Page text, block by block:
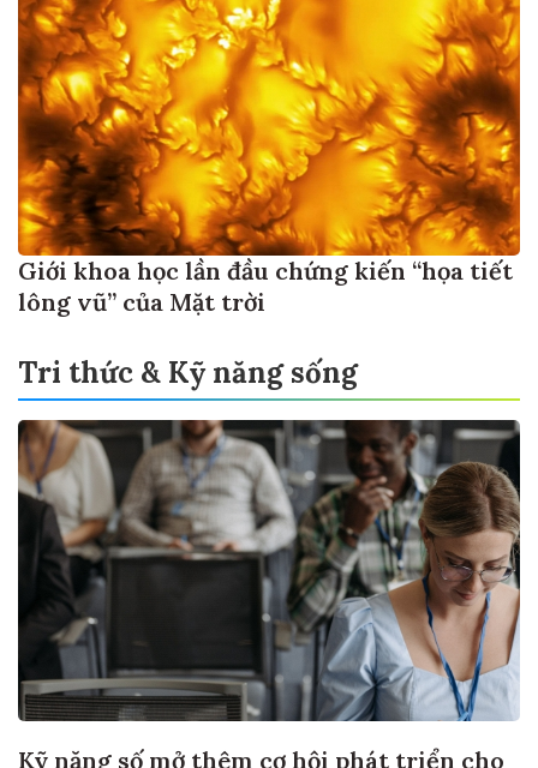
Giới khoa học lần đầu chứng kiến “họa tiết
lông vũ” của Mặt trời
Tri thức & Kỹ năng sống
Kỹ năng số mở thêm cơ hội phát triển cho